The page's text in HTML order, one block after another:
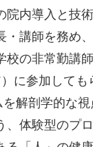
内導入と技
講師を務め
校の非常勤講
に参加して
解剖学的な視
体験型のプ